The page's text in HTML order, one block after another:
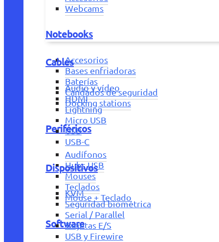
Webcams
Notebooks
Accesorios
Bases enfriadoras
Baterías
Candados de seguridad
Docking stations
Periféricos
Audífonos
Hubs USB
Mouses
Teclados
Mouse + Teclado
Software
Cables
Audio y vídeo
HDMI
Lightning
Micro USB
USB
USB-C
Dispositivos
KVM
Seguridad biométrica
Serial / Parallel
Tarjetas E/S
USB y Firewire